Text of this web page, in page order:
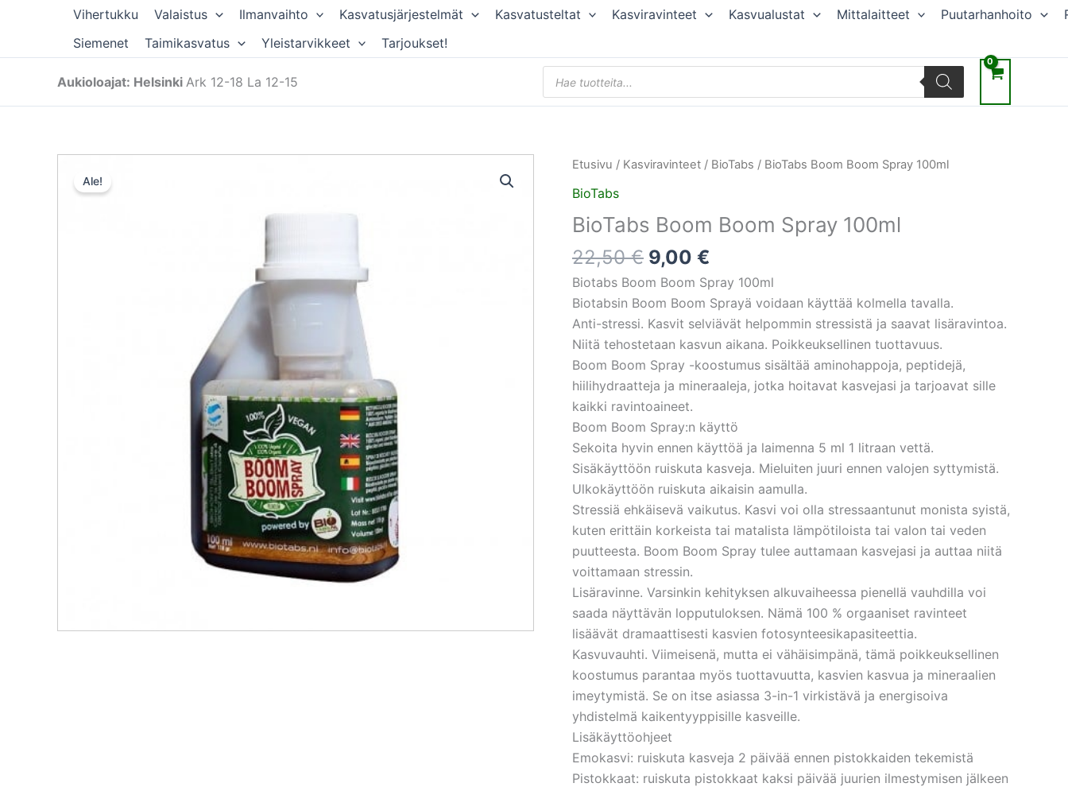
Vihertukku Valaistus Ilmanvaihto Kasvatusjärjestelmät Kasvatusteltat Kasviravinteet Kasvualustat Mittalaitteet Puutarhanhoito
Siemenet
Taimikasvatus Yleistarvikkeet Tarjoukset!
Aukioloajat: Helsinki Ark 12-18 La 12-15
Products
search
Ale!
Etusivu / Kasviravinteet / BioTabs / BioTabs Boom Boom Spray 100ml
BioTabs
BioTabs Boom Boom Spray 100ml
22,50€
Alkuperäinen
22,50 €.
9,00 €
Nykyinen
9,00 €.
Biotabs Boom Boom Spray 100ml
Biotabsin Boom Boom Sprayä voidaan käyttää kolmella tavalla.
Anti-stressi. Kasvit selviävät helpommin stressistä ja saavat lisäravintoa.
Niitä tehostetaan kasvun aikana. Poikkeuksellinen tuottavuus.
Boom Boom Spray -koostumus sisältää aminohappoja, peptidejä,
hiilihydraatteja ja mineraaleja, jotka hoitavat kasvejasi ja tarjoavat sille
kaikki ravintoaineet.
Boom Boom Spray:n käyttö
Sekoita hyvin ennen käyttöä ja laimenna 5 ml 1 litraan vettä.
Sisäkäyttöön ruiskuta kasveja. Mieluiten juuri ennen valojen syttymistä.
Ulkokäyttöön ruiskuta aikaisin aamulla.
Stressiä ehkäisevä vaikutus. Kasvi voi olla stressaantunut monista syistä,
kuten erittäin korkeista tai matalista lämpötiloista tai valon tai veden
puutteesta. Boom Boom Spray tulee auttamaan kasvejasi ja auttaa niitä
voittamaan stressin.
Lisäravinne. Varsinkin kehityksen alkuvaiheessa pienellä vauhdilla voi
saada näyttävän lopputuloksen. Nämä 100 % orgaaniset ravinteet
lisäävät dramaattisesti kasvien fotosynteesikapasiteettia.
Kasvuvauhti. Viimeisenä, mutta ei vähäisimpänä, tämä poikkeuksellinen
koostumus parantaa myös tuottavuutta, kasvien kasvua ja mineraalien
imeytymistä. Se on itse asiassa 3-in-1 virkistävä ja energisoiva
yhdistelmä kaikentyyppisille kasveille.
Lisäkäyttöohjeet
Emokasvi: ruiskuta kasveja 2 päivää ennen pistokkaiden tekemistä
Pistokkaat: ruiskuta pistokkaat kaksi päivää juurien ilmestymisen jälkeen
BioTabs
Boom
Spray
100ml
määrä